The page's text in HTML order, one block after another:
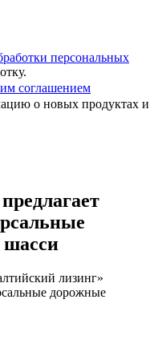
персональных
соглашением
о новых продуктах и
лизинг»
дорожные